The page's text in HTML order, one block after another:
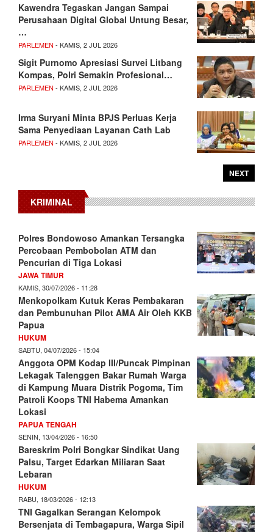
Kawendra Tegaskan Jangan Sampai
Perusahaan Digital Global Untung Besar,
…
PARLEMEN - KAMIS, 2 JUL 2026
Sigit Purnomo Apresiasi Survei Litbang
Kompas, Polri Semakin Profesional…
PARLEMEN - KAMIS, 2 JUL 2026
Irma Suryani Minta BPJS Perluas Kerja
Sama Penyediaan Layanan Cath Lab
PARLEMEN - KAMIS, 2 JUL 2026
NEXT
KRIMINAL
Polres Bondowoso Amankan Tersangka
Percobaan Pembobolan ATM dan
Pencurian di Tiga Lokasi
JAWA TIMUR
KAMIS, 30/07/2026 - 11:28
Menkopolkam Kutuk Keras Pembakaran
dan Pembunuhan Pilot AMA Air Oleh KKB
Papua
HUKUM
SABTU, 04/07/2026 - 15:04
Anggota OPM Kodap III/Puncak Pimpinan
Lekagak Talenggen Bakar Rumah Warga
di Kampung Muara Distrik Pogoma, Tim
Patroli Koops TNI Habema Amankan
Lokasi
PAPUA TENGAH
SENIN, 13/04/2026 - 16:50
Bareskrim Polri Bongkar Sindikat Uang
Palsu, Target Edarkan Miliaran Saat
Lebaran
HUKUM
RABU, 18/03/2026 - 12:13
TNI Gagalkan Serangan Kelompok
Bersenjata di Tembagapura, Warga Sipil